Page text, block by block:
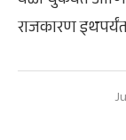
राजकारण